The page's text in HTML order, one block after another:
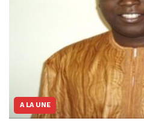
A LA UNE